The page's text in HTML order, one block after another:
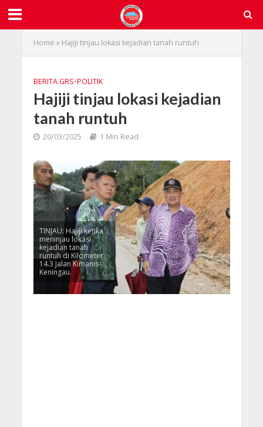
Home » Hajiji tinjau lokasi kejadian tanah runtuh
BERITA GRS•POLITIK
Hajiji tinjau lokasi kejadian
tanah runtuh
20/03/2025 1 Min Read
TINJAU: Hajiji ketika
meninjau lokasi
kejadian tanah
runtuh di Kilometer
14.3 Jalan Kimanis-
Keningau.